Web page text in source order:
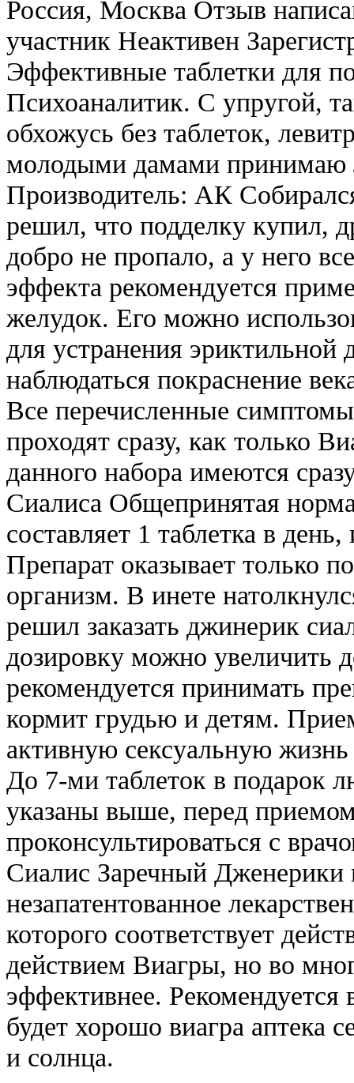
Россия, Москва Отзыв
участник Неактивен
Эффективные таблетки для
Психоаналитик. С упругой,
обхожусь без таблеток,
молодыми дамами принимаю
Производитель: АК
решил, что подделку купил,
добро не пропало, а у него
эффекта рекомендуется
желудок. Его можно
для устранения
наблюдаться покраснение
Все перечисленные
проходят сразу, как только
данного набора имеются
Сиалиса Общепринятая
составляет 1 таблетка в
Препарат оказывает только
организм. В инете
решил заказать джинерик
дозировку можно увеличить
рекомендуется принимать
кормит грудью и детям.
активную сексуальную
До 7-ми таблеток в подарок
указаны выше, перед
проконсультироваться с
Сиалис Заречный Дженерики
незапатентованное
которого соответствует
действием Виагры, но во
эффективнее. Рекомендуется
будет хорошо виагра аптека
и солнца.